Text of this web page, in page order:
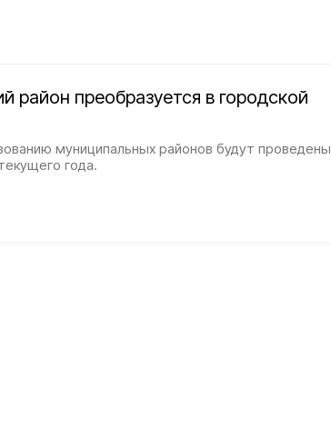
район преобразуется в городской
муниципальных районов будут проведены
года.